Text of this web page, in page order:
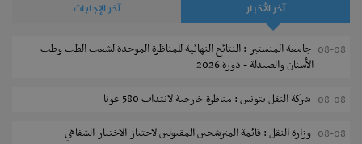
آخر الأخبار آخر الإجابات
08-08 جامعة المنستير : النتائج النهائية للمناظرة الموحدة لشعب الطب وطب
الأسنان والصيدلة - دورة 2026
08-08 شركة النقل بتونس : مناظرة خارجية لانتداب 580 عونا
08-08 وزارة النقل : قائمة المترشحين المقبولين لاجتياز الاختبار الشفاهي